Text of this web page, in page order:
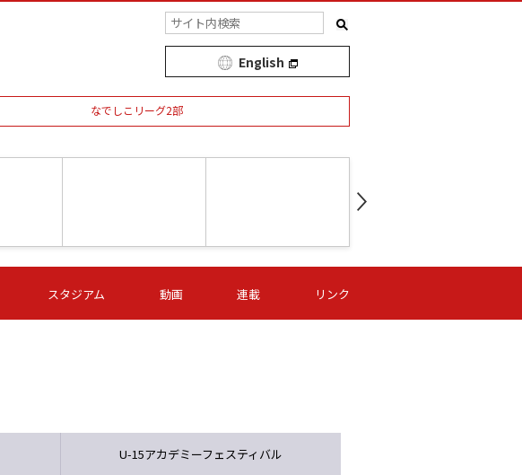
English
なでしこリーグ2部
第16節 09/06 (日) 15:00
-
第16節 09/06 (日) 15:00
- -
スタジアム 動画 連載 リンク
U-15アカデミーフェスティバル